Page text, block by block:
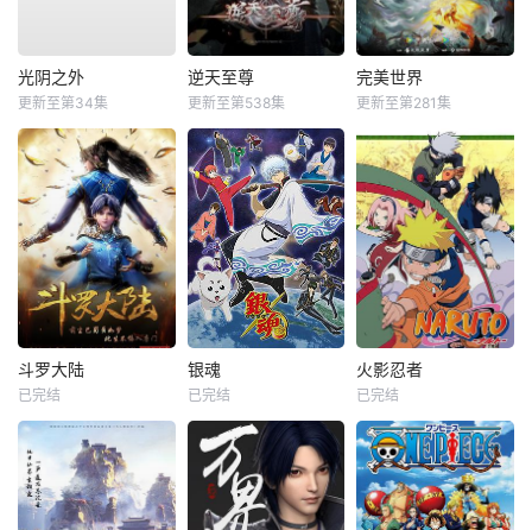
光阴之外
更新至第34集
逆天至尊
更新至第538集
完美世界
更新至第281集
斗罗大陆
已完结
银魂
已完结
火影忍者
已完结